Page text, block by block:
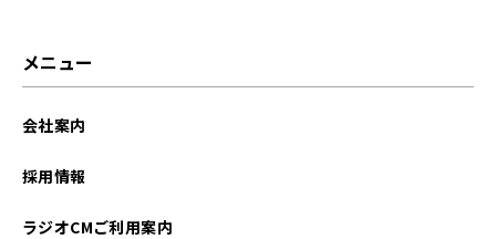
メニュー
会社案内
採用情報
ラジオCMご利用案内